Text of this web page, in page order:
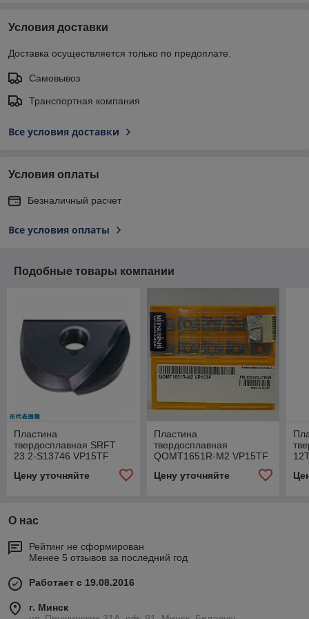
Условия доставки
Доставка осуществляется только по предоплате.
Самовывоз
Транспортная компания
Все условия доставки
Условия оплаты
Безналичный расчет
Все условия оплаты
Подобные товары компании
Пластина
твердосплавная SRFT
23.2-S13746 VP15TF
Цену уточняйте
Пластина
твердосплавная
QOMT1651R-M2 VP15TF
Цену уточняйте
О нас
Рейтинг не сформирован
Менее 5 отзывов за последний год
Работает с 19.08.2016
г. Минск